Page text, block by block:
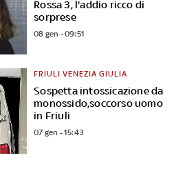
Rossa 3, l'addio ricco di
sorprese
08 gen - 09:51
Sospetta intossicazione da
monossido,soccorso uomo
in Friuli
FRIULI VENEZIA GIULIA
07 gen - 15:43